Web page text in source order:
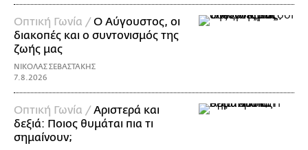
Οπτική Γωνία / Ο Αύγουστος, οι
διακοπές και ο συντονισμός της
ζωής μας
ΝΙΚΟΛΑΣ ΣΕΒΑΣΤΑΚΗΣ
7.8.2026
Οπτική Γωνία / Αριστερά και
δεξιά: Ποιος θυμάται πια τι
σημαίνουν;